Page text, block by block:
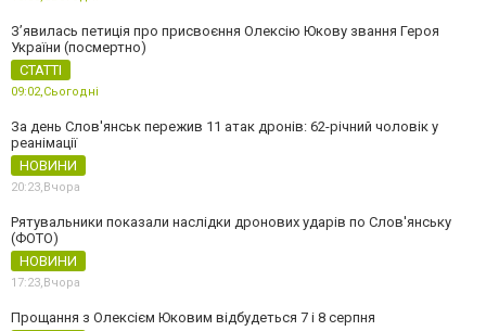
З’явилась петиція про присвоєння Олексію Юкову звання Героя
України (посмертно)
СТАТТІ
09:02,Сьогодні
За день Слов'янськ пережив 11 атак дронів: 62-річний чоловік у
реанімації
НОВИНИ
20:23, Вчора
Рятувальники показали наслідки дронових ударів по Слов'янську
(ФОТО)
НОВИНИ
17:23, Вчора
Прощання з Олексієм Юковим відбудеться 7 і 8 серпня